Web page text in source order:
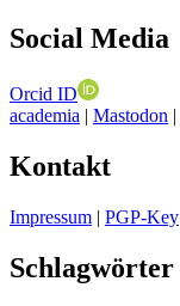
Social Media
Orcid ID
academia | Mastodon |
Kontakt
Impressum | PGP-Key
Schlagwörter